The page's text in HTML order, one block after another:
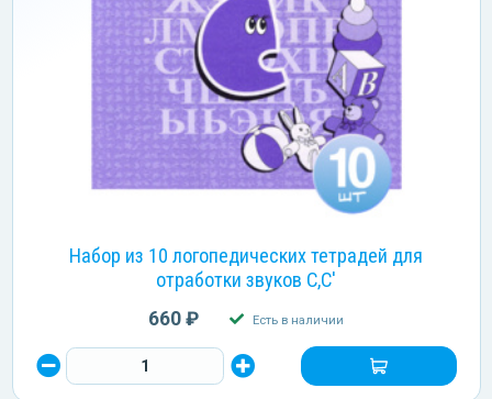
Набор из 10 логопедических тетрадей для
отработки звуков С,С'
660 ₽ Есть в наличии